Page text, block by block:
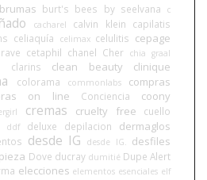
brumas burt's bees by seelvana c
cacharel calvin klein capilatis
celiaquía celimax celulitis cepage
cetaphil chanel Cher chia graal
clarins clean beauty clinique
colorama commonlabs
compras
on line Conciencia
coony
cremas cruelty free cuello
ddf deluxe depilacion dermaglos
desde IG desde IG. desfiles
Dove ducray dumitié Dupe Alert
elecciones elementos esenciales elf